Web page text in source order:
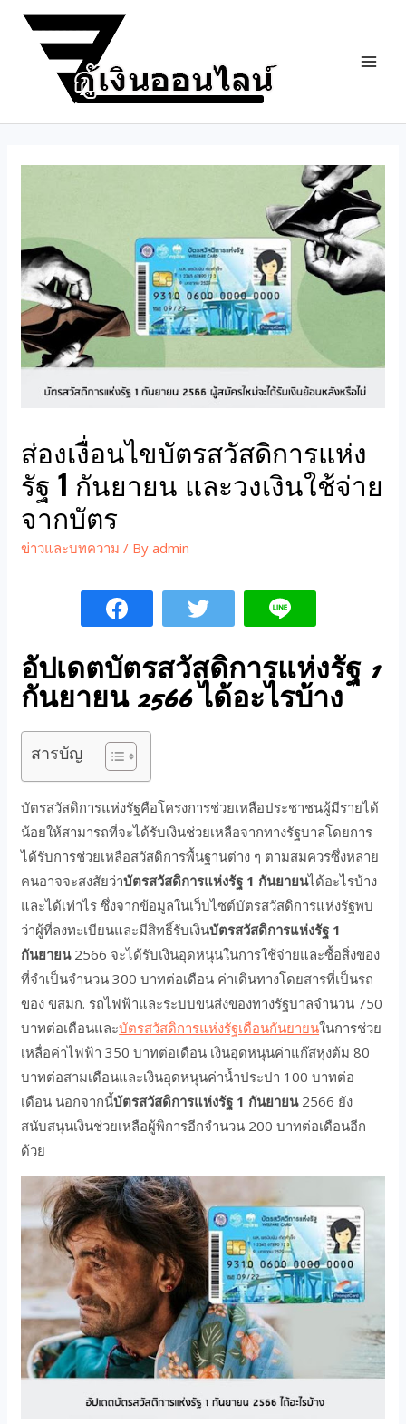
ส่องเงื่อนไขบัตรสวัสดิการแห่ง
รัฐ 1 กันยายน และวงเงินใช้จ่าย
จากบัตร
ข่าวและบทความ / Byadmin
อัปเดตบัตรสวัสดิการแห่งรัฐ 1
กันยายน 2566 ได้อะไรบ้าง
สารบัญ
บัตรสวัสดิการแห่งรัฐคือโครงการช่วยเหลือประชาชนผู้มีรายได้
น้อยให้สามารถที่จะได้รับเงินช่วยเหลือจากทางรัฐบาลโดยการ
ได้รับการช่วยเหลือสวัสดิการพื้นฐานต่าง ๆ ตามสมควรซึ่งหลาย
คนอาจจะสงสัยว่าบัตรสวัสดิการแห่งรัฐ 1 กันยายนได้อะไรบ้าง
และได้เท่าไร ซึ่งจากข้อมูลในเว็บไซต์บัตรสวัสดิการแห่งรัฐพบ
ว่าผู้ที่ลงทะเบียนและมีสิทธิ์รับเงินบัตรสวัสดิการแห่งรัฐ 1
กันยายน2566 จะได้รับเงินอุดหนุนในการใช้จ่ายและซื้อสิ่งของ
ที่จำเป็นจำนวน 300 บาทต่อเดือน ค่าเดินทางโดยสารที่เป็นรถ
ของ ขสมก. รถไฟฟ้าและระบบขนส่งของทางรัฐบาลจำนวน 750
บาทต่อเดือนและบัตรสวัสดิการแห่งรัฐเดือนกันยายนในการช่วย
เหลื่อค่าไฟฟ้า 350 บาทต่อเดือน เงินอุดหนุนค่าแก๊สหุงต้ม 80
บาทต่อสามเดือนและเงินอุดหนุนค่าน้ำประปา 100 บาทต่อ
เดือน นอกจากนี้บัตรสวัสดิการแห่งรัฐ 1 กันยายน2566 ยัง
สนับสนุนเงินช่วยเหลือผู้พิการอีกจำนวน 200 บาทต่อเดือนอีก
ด้วย